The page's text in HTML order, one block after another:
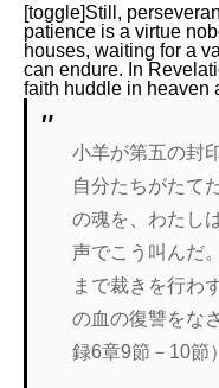
[toggle]Still,
patience is a virtue
houses, waiting for a
can endure. In
faith huddle in heaven
小羊が第五の封
自分たちがたて
の魂を、わたし
声でこう叫んだ
まで裁きを行わ
の血の復讐をな
録6章9節－10節）